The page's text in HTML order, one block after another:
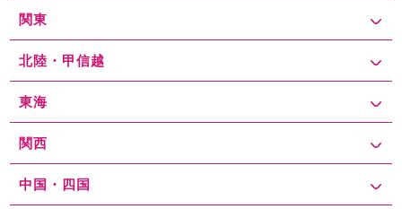
関東
北陸・甲信越
東海
関西
中国・四国